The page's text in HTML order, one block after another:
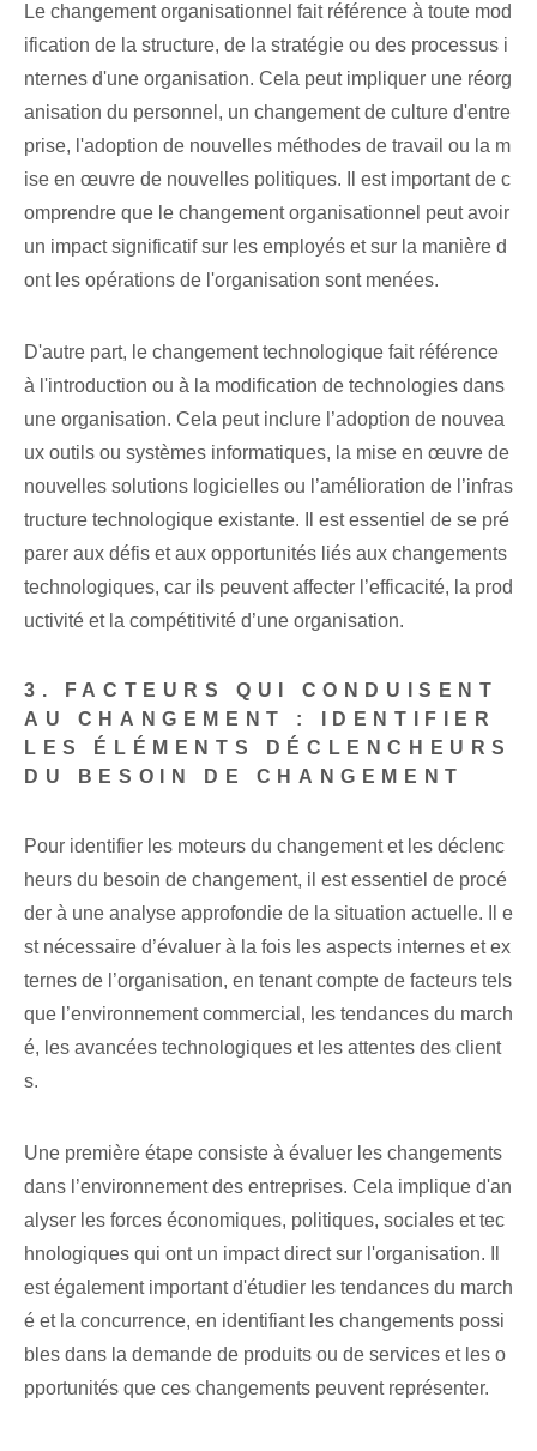
Le changement organisationnel fait référence à toute mod
ification de la structure, de la stratégie ou des processus i
nternes d'une organisation. Cela peut impliquer une réorg
anisation du personnel, un changement de culture d'entre
prise, l'adoption de nouvelles méthodes de travail ou la m
ise en œuvre de nouvelles politiques. Il est important de c
omprendre que le changement organisationnel peut avoir
un impact significatif sur les employés et sur la manière d
ont les opérations de l'organisation sont menées.
D'autre part, le changement technologique fait référence
à l'introduction ou à la modification de technologies dans
une organisation. Cela peut inclure l’adoption de nouvea
ux outils ou systèmes informatiques, la mise en œuvre de
nouvelles solutions logicielles ou l’amélioration de l’infras
tructure technologique existante. Il est essentiel de se pré
parer aux défis et aux opportunités liés aux changements
technologiques, car ils peuvent affecter l’efficacité, la prod
uctivité et la compétitivité d’une organisation.
3. FACTEURS QUI CONDUISENT
AU CHANGEMENT : IDENTIFIER
LES ÉLÉMENTS DÉCLENCHEURS
DU BESOIN DE CHANGEMENT
Pour identifier les moteurs du changement et les déclenc
heurs du besoin de changement, il est essentiel de procé
der à une analyse approfondie de la situation actuelle. Il e
st nécessaire d’évaluer à la fois les aspects internes et ex
ternes de l’organisation, en tenant compte de facteurs tels
que l’environnement commercial, les tendances du march
é, les avancées technologiques et les attentes des client
s.
Une première étape consiste à évaluer les changements
dans l’environnement des entreprises. Cela implique d'an
alyser les forces économiques, politiques, sociales et tec
hnologiques qui ont un impact direct sur l'organisation. Il
est également important d'étudier les tendances du march
é et la concurrence, en identifiant les changements possi
bles dans la demande de produits ou de services et les o
pportunités que ces changements peuvent représenter.